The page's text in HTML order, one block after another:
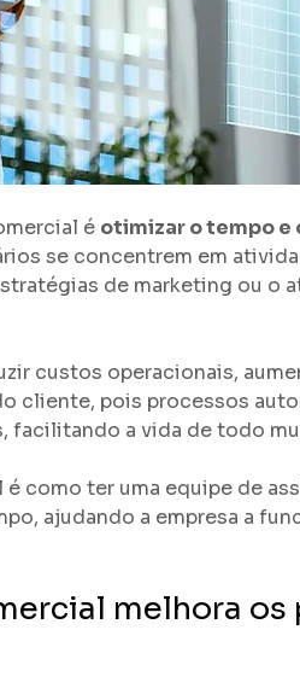
é otimizar o tempo e
se concentrem em
de marketing ou o
custos operacionais,
cliente, pois processos
facilitando a vida de todo
é como ter uma equipe de
ajudando a empresa a
melhora os